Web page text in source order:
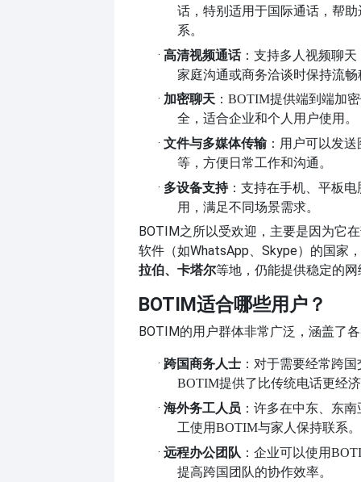
话，特别适用于国际通话，帮
系。
· 高清视频通话：支持多人视频聊
家庭沟通或商务洽谈时保持流畅
· 加密聊天 ： BOTIM提供端到端加
全，适合企业和个人用户使用。
· 文件与多媒体传输：用户可以发
等，方便日常工作和沟通。
· 多设备支持：支持在手机、平板
用，满足不同场景需求。
BOTIM之所以受欢迎，主要是因为它
软件（如WhatsApp、Skype）的国家
拉伯、卡塔尔等地，仍能提供稳定的
BOTIM适合哪些用户？
BOTIM的用户群体非常广泛，涵盖了
· 跨国商务人士 ：对于需要经常跨
BOTIM提供了比传统电话更经
· 海外务工人员 ：许多在中东、东
工使用BOTIM与家人保持联系。
· 远程办公团队 ：企业可以使用
提高跨国团队的协作效率。